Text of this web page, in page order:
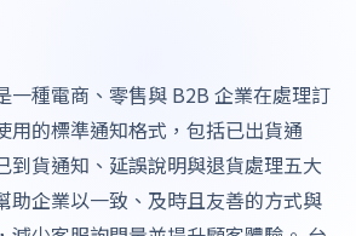
一種電商、零售與 B2B 企業在處理訂
用的標準通知格式，包括已出貨通
到貨通知、延誤說明與退貨處理五大
助企業以一致、及時且友善的方式與